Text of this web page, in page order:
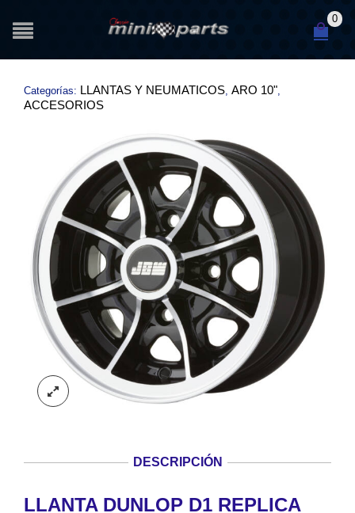
0
Categorías: LLANTAS Y NEUMATICOS ARO 10"
ACCESORIOS
DESCRIPCIÓN
LLANTA DUNLOP D1 REPLICA